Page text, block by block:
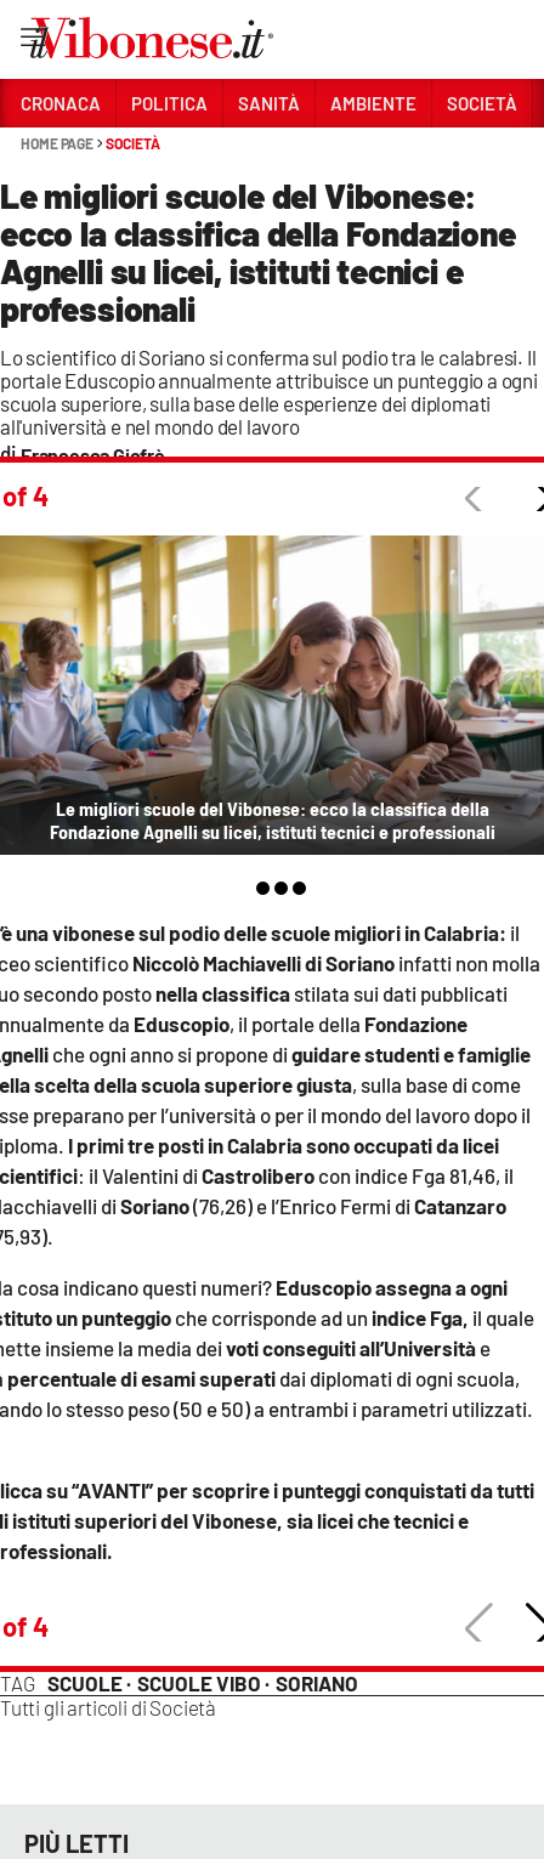
Sezioni
CRONACA
POLITICA
SANITÀ
AMBIENTE
SOCIETÀ
CULTURA
ECONOMIA E LAVORO
EVENTI
SPORT
Streaming
LAC TV
LAC NETWORK
LAC ONAIR
LACPLAY.IT
LACTV.IT
LACONAIR.IT
LACITYMAG.IT
ILREGGINO.IT
COSENZACHANNEL.IT
CATANZAROCHANNEL.IT
LACAPITALENEWS.IT
ANDROID
APPLE
CRONACA POLITICA SANITÀ AMBIENTE SOCIETÀ
HOME PAGE SOCIETÀ
Le migliori scuole del Vibonese:
ecco la classifica della Fondazione
Agnelli su licei, istituti tecnici e
professionali
Lo scientifico di Soriano si conferma sul podio tra le calabresi. Il
portale Eduscopio annualmente attribuisce un punteggio a ogni
scuola superiore, sulla base delle esperienze dei diplomati
all'università e nel mondo del lavoro
Francesca Giofrè
of 4
Le migliori scuole del Vibonese: ecco la classifica della
Fondazione Agnelli su licei, istituti tecnici e professionali
una vibonese sul podio delle scuole migliori in Calabria: il
scientifico Niccolò Machiavelli di Soriano infatti non molla
secondo postonella classificastilata sui dati pubblicati
da Eduscopio, il portale della Fondazione
che ogni anno si propone diguidare studenti e famiglie
scelta della scuola superiore giusta, sulla base di come
preparano per l’università o per il mondo del lavoro dopo il
I primi tre posti in Calabria sono occupati da licei
: il Valentini diCastrolibero con indice Fga 81,46, il
diSoriano(76,26) e l’Enrico Fermi diCatanzaro
cosa indicano questi numeri? Eduscopio assegna a ogni
un punteggio che corrisponde ad un indice Fga, il quale
insieme la media deivoti conseguiti all’Università e
percentuale di esami superati dai diplomati di ogni scuola,
lo stesso peso (50 e 50) a entrambi i parametri utilizzati.
su “AVANTI” per scoprire i punteggi conquistati da tutti
istituti superiori del Vibonese, sia licei che tecnici e
of 4
TAG SCUOLE · SCUOLE VIBO · SORIANO
Tutti gli articoli di Società
PIÙ LETTI